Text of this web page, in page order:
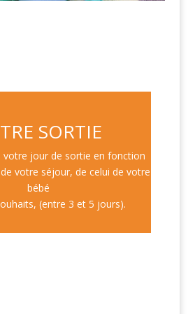
SORTIE
votre jour de sortie en fonction
votre séjour, de celui de votre
bébé
(entre 3 et 5 jours).